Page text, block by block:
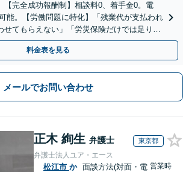
【完全成功報酬制】相談料0、着手金0。電
能。【労働問題に特化】「残業代が支払われ
せてもらえない」「労災保険だけでは足りな
」など労働問題はお任せを。
料金表を見る
メールでお問い合わせ
正木 絢生 弁護士 東京都
弁護士法人ユア・エース
松江市 か 面談方法(対面・電 営業時